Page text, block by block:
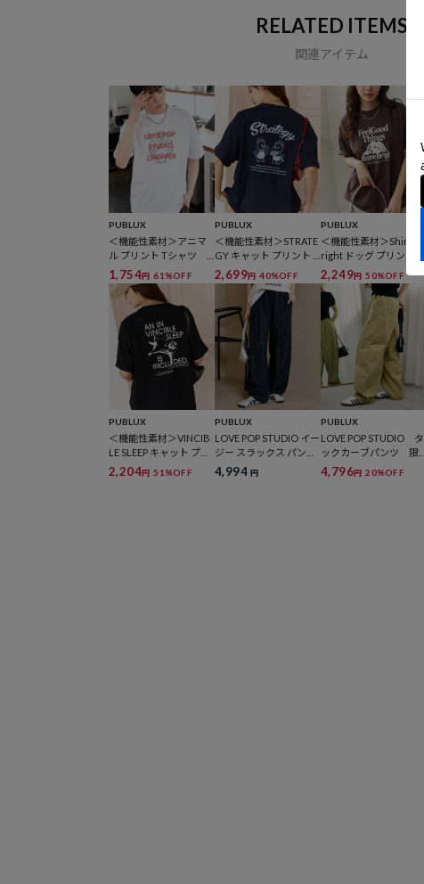
RELATED ITEMS
関連アイテム
PUBLUX
＜機能性素材＞アニマ
ル プリント Tシャツ
限定展開
1,754円 61%OFF
PUBLUX
＜機能性素材＞STRATE
GY キャット プリント T
シャツ 限定展開
2,699円 40%OFF
PUBLUX
＜機能性素材＞Shime b
right ドッグ プリントT
シャツ 限定展開
2,249円 50%OFF
PUBLUX
＜機能性素材＞VINCIB
LE SLEEP キャット プリ
ント Tシャツ 限定展
開
2,204円 51%OFF
PUBLUX
LOVE POP STUDIO イー
ジー スラックス パン
ツ 限定展開
4,994円
PUBLUX
LOVE POP STUDIO タ
ックカーブパンツ 限
定展開
4,796円 20%OFF